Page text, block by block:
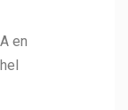
en